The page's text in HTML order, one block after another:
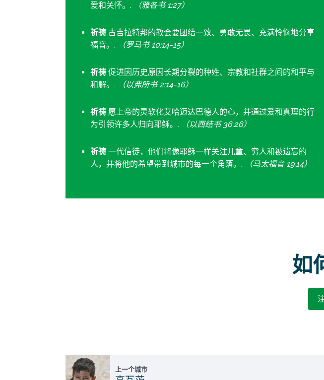
爱和关怀。.
（雅各书 1:27）
祈祷 古吉拉特邦的教会要团结一致、勇敢无畏、充满怜悯地分享
福音。.
（罗马书 10:14-15）
祈祷 促进因历史原因长期分裂的种姓、宗教和社群之间的和平与
和解。.
（以弗所书 2:14-16）
祈祷 愿上帝的灵软化艾哈迈达巴德人的心，并通过爱和真理的行
为引领许多人归向耶稣。.
（以西结书 36:26）
祈祷 一代信徒，他们将像耶稣一样关注儿童、穷人和被遗忘的
人，并将他的希望带到城市的每一个角落。.
（马太福音 19:14）
如
上一个城市